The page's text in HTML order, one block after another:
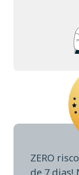
ZERO
de 7 dias!